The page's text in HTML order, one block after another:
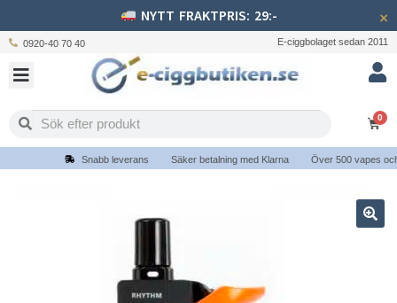
NYTT FRAKTPRIS: 29:- ×
0920-40 70 40 E-ciggbolaget sedan 2011
0
Snabb leverans Säker betalning med Klarna Över 500 vapes och e-